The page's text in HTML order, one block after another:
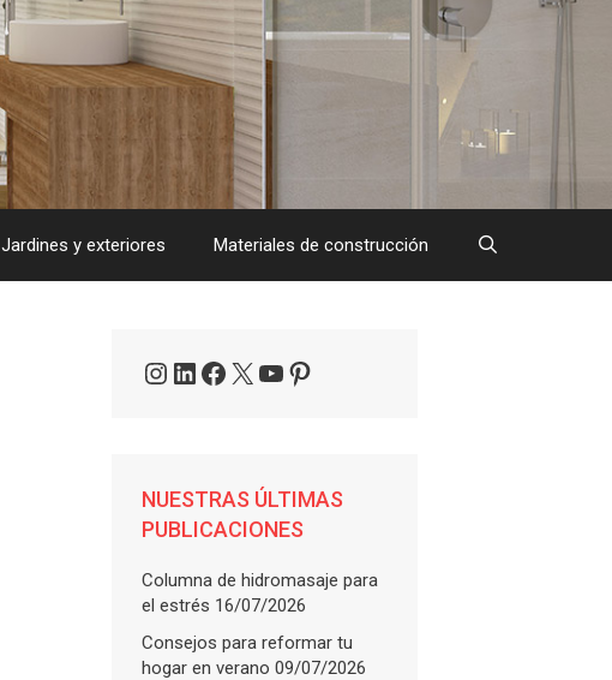
Jardines y exteriores Materiales de construcción
Instagram
LinkedIn
Facebook
X YouTube
Pinterest
NUESTRAS ÚLTIMAS
PUBLICACIONES
Columna de hidromasaje para
el estrés 16/07/2026
Consejos para reformar tu
hogar en verano 09/07/2026